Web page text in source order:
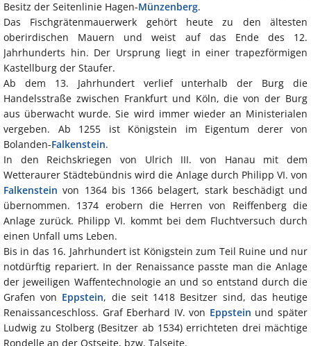
Besitz der Seitenlinie Hagen-Münzenberg.
Das Fischgrätenmauerwerk gehört heute zu den ältesten
oberirdischen Mauern und weist auf das Ende des 12.
Jahrhunderts hin. Der Ursprung liegt in einer trapezförmigen
Kastellburg der Staufer.
Ab dem 13. Jahrhundert verlief unterhalb der Burg die
Handelsstraße zwischen Frankfurt und Köln, die von der Burg
aus überwacht wurde. Sie wird immer wieder an Ministerialen
vergeben. Ab 1255 ist Königstein im Eigentum derer von
Bolanden-Falkenstein.
In den Reichskriegen von Ulrich III. von Hanau mit dem
Wetteraurer Städtebündnis wird die Anlage durch Philipp VI. von
Falkenstein von 1364 bis 1366 belagert, stark beschädigt und
übernommen. 1374 erobern die Herren von Reiffenberg die
Anlage zurück. Philipp VI. kommt bei dem Fluchtversuch durch
einen Unfall ums Leben.
Bis in das 16. Jahrhundert ist Königstein zum Teil Ruine und nur
notdürftig repariert. In der Renaissance passte man die Anlage
der jeweiligen Waffentechnologie an und so entstand durch die
Grafen von Eppstein, die seit 1418 Besitzer sind, das heutige
Renaissanceschloss. Graf Eberhard IV. von Eppstein und später
Ludwig zu Stolberg (Besitzer ab 1534) errichteten drei mächtige
Rondelle an der Ostseite, bzw. Talseite.